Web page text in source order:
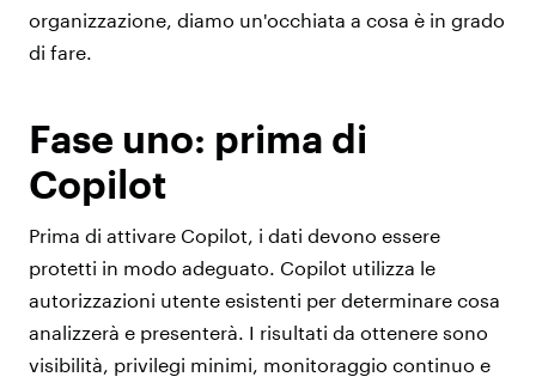
organizzazione, diamo un'occhiata a cosa è in grado
di fare.
Fase uno: prima di
Copilot
Prima di attivare Copilot, i dati devono essere
protetti in modo adeguato. Copilot utilizza le
autorizzazioni utente esistenti per determinare cosa
analizzerà e presenterà. I risultati da ottenere sono
visibilità, privilegi minimi, monitoraggio continuo e